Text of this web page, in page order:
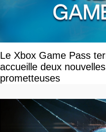
Le Xbox Game Pass
accueille deux
prometteuses